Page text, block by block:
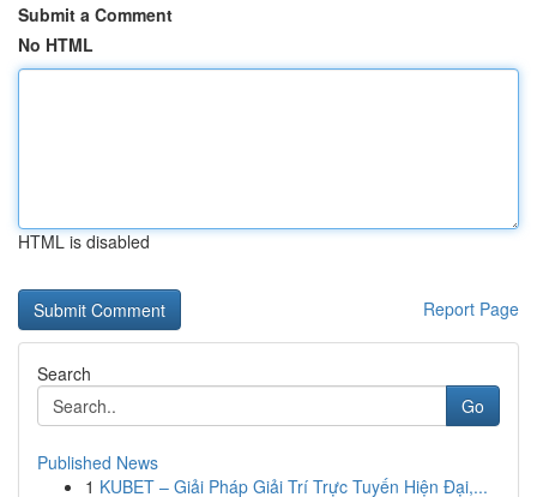
Submit a Comment
No HTML
HTML is disabled
Report Page
Search
Go
Published News
1 KUBET – Giải Pháp Giải Trí Trực Tuyến Hiện Đại,...